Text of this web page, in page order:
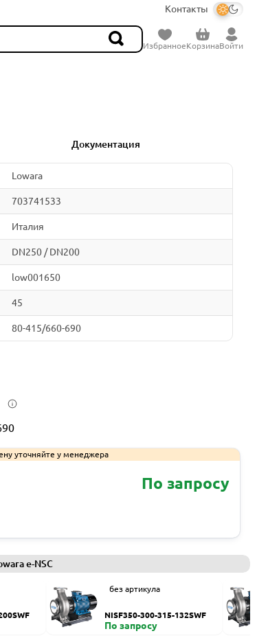
Контакты
ИзбранноеКорзинаВойти
Документация
Lowara
703741533
Италия
DN250 / DN200
low001650
45
80-415/660-690
уточняйте у менеджера
По запросу
e-NSC
без артикула
NISF350-300-315-132SWF
По запросу